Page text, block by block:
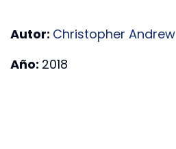
Autor: Christopher Andrew
Año: 2018